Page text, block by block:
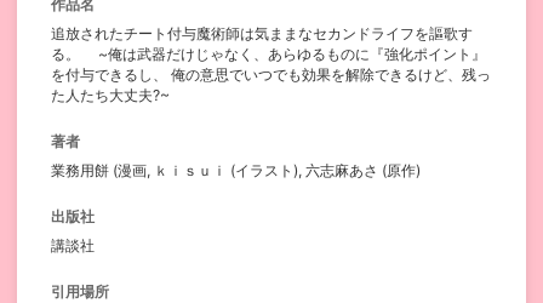
作品名
追放されたチート付与魔術師は気ままなセカンドライフを謳歌す
る。 ~俺は武器だけじゃなく、あらゆるものに『強化ポイント』
を付与できるし、 俺の意思でいつでも効果を解除できるけど、残っ
た人たち大丈夫?~
著者
業務用餅 (漫画, ｋｉｓｕｉ (イラスト), 六志麻あさ (原作)
出版社
講談社
引用場所